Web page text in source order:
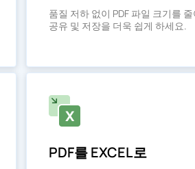
품질 저하 없이 PDF 파일 크기를 줄
공유 및 저장을 더욱 쉽게 하세요.
PDF를 EXCEL로